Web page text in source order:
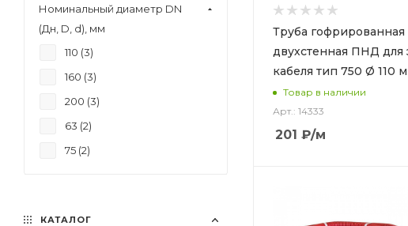
Труба гофрированная
двухстенная ПНД для
кабеля тип 750 Ø 110
Товар в наличии
Арт.: 14333
201 ₽/м
Номинальный диаметр DN
(Дн, D, d), мм
110 (3)
160 (3)
200 (3)
63 (2)
75 (2)
КАТАЛОГ